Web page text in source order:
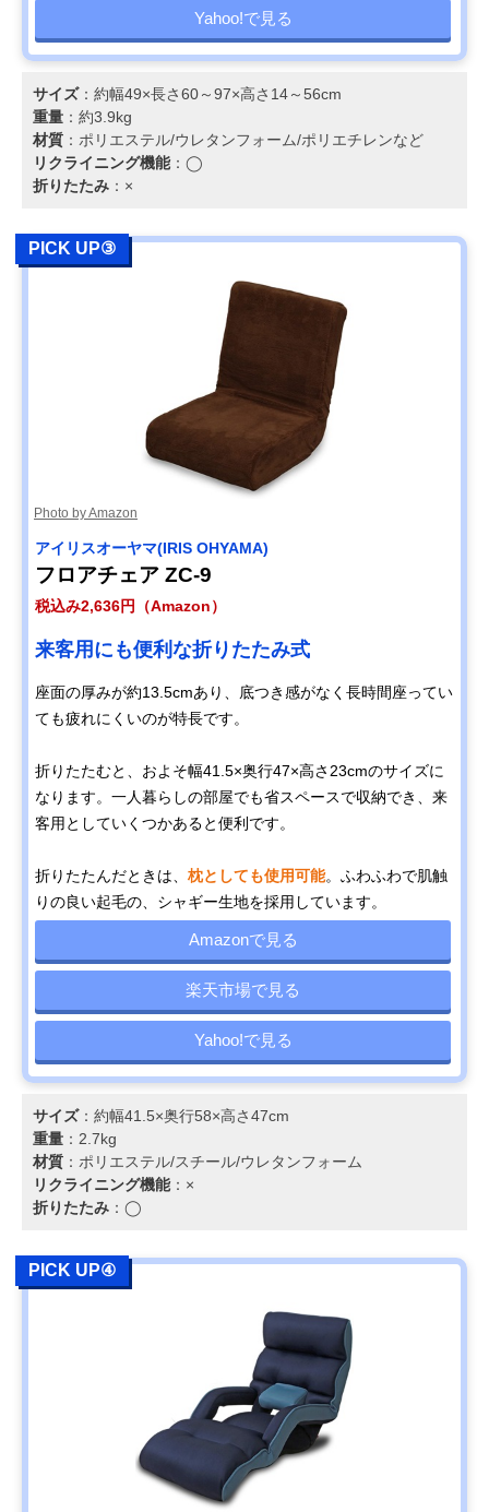
Yahoo!で見る
サイズ：約幅49×長さ60～97×高さ14～56cm
重量 ：約3.9kg
材質 ：ポリエステル/ウレタンフォーム/ポリエチレンなど
リクライニング機能：◯
折りたたみ ：×
PICK UP③
Photo by Amazon
‎アイリスオーヤマ(IRIS OHYAMA)
フロアチェア ZC-9
税込み2,636円（Amazon）
来客用にも便利な折りたたみ式
座面の厚みが約13.5cmあり、底つき感がなく長時間座ってい
ても疲れにくいのが特長です。
折りたたむと、およそ幅41.5×奥行47×高さ23cmのサイズに
なります。一人暮らしの部屋でも省スペースで収納でき、来
客用としていくつかあると便利です。
折りたたんだときは、 枕としても使用可能。ふわふわで肌触
りの良い起毛の、シャギー生地を採用しています。
Amazonで見る
楽天市場で見る
Yahoo!で見る
サイズ：約幅41.5×奥行58×高さ47cm
重量 ：2.7kg
材質 ：ポリエステル/スチール/ウレタンフォーム
リクライニング機能：×
折りたたみ ：◯
PICK UP④